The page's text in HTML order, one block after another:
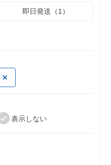
即日発送（1）
表示しない